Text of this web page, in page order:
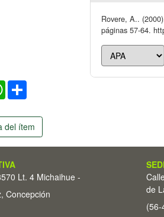
WhatsApp
del ítem
Rovere, A..
páginas 57-64.
Lt. 4 Michaihue -
Concepción
de
(56-